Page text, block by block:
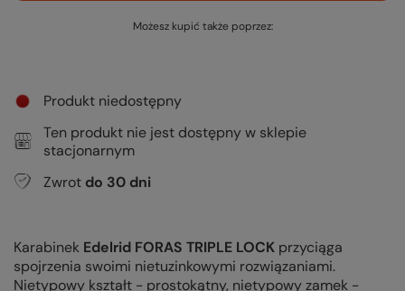
Możesz kupić także poprzez:
Produkt niedostępny
Ten produkt nie jest dostępny w sklepie
stacjonarnym
Zwrot do 30 dni
Karabinek Edelrid FORAS TRIPLE LOCK przyciąga
spojrzenia swoimi nietuzinkowymi rozwiązaniami.
Nietypowy kształt - prostokątny, nietypowy zamek -